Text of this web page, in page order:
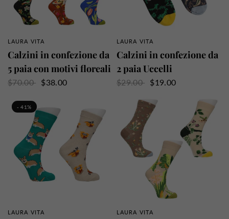
PANORAMICA RAPIDA
LAURA VITA
Calzini in confezione da
5 paia con motivi floreali
$70.00 $38.00
PANORAMICA RAPIDA
LAURA VITA
Calzini in confezione da
2 paia Uccelli
$29.00 $19.00
- 41%
PANORAMICA RAPIDA
LAURA VITA PANORAMICA RAPIDA
LAURA VITA